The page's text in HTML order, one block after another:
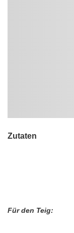
Zutaten
Für den Teig: